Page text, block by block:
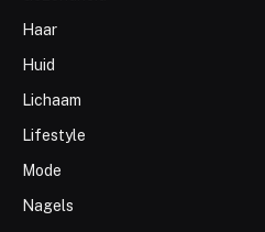
Haar
Huid
Lichaam
Lifestyle
Mode
Nagels